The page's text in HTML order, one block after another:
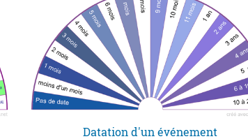
Datation d'un événement